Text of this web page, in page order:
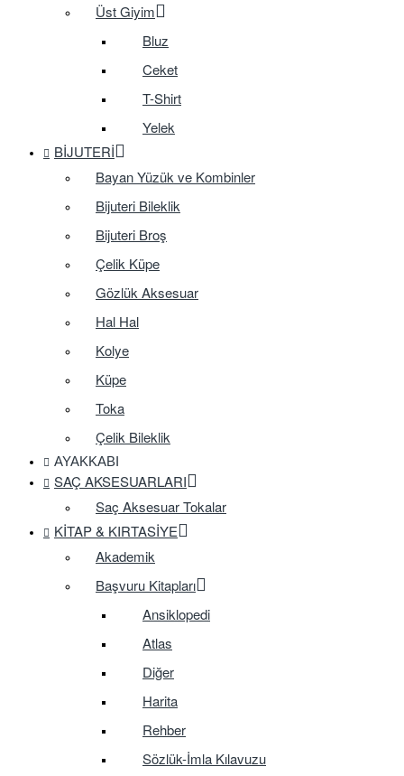
Üst Giyim
Bluz
Ceket
T-Shirt
Yelek
BIJUTERI
Bayan Yüzük ve Kombinler
Bijuteri Bileklik
Bijuteri Broş
Çelik Küpe
Gözlük Aksesuar
Hal Hal
Kolye
Küpe
Toka
Çelik Bileklik
AYAKKABI
SAÇ AKSESUARLARI
Saç Aksesuar Tokalar
KITAP & KIRTASIYE
Akademik
Başvuru Kitapları
Ansiklopedi
Atlas
Diğer
Harita
Rehber
Sözlük-İmla Kılavuzu